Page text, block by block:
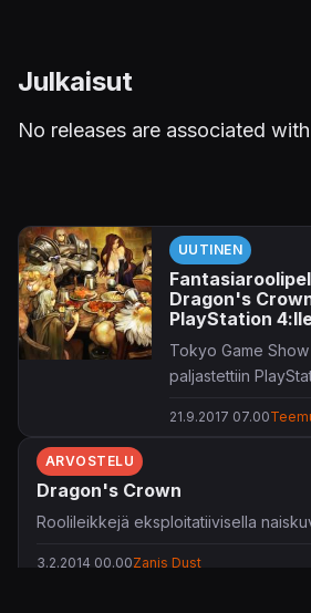
Julkaisut
No releases are associated
UUTINEN
Dragon's
PlayStation
Tokyo Game
paljastettiin
mätkinnästä.
21.9.2017 07.00
ARVOSTELU
Dragon's Crown
Roolileikkejä eksploitatiivisella
3.2.2014 00.00Zanis Dust